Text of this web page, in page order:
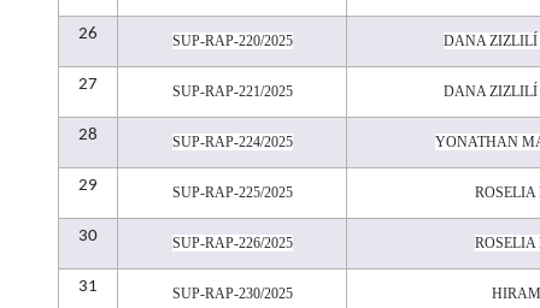
26 SUP-RAP-220/2025 DANA ZIZLILÍ
27 SUP-RAP-221/2025 DANA ZIZLILÍ
28 SUP-RAP-224/2025 YONATHAN
29 SUP-RAP-225/2025
30 SUP-RAP-226/2025
31 SUP-RAP-230/2025